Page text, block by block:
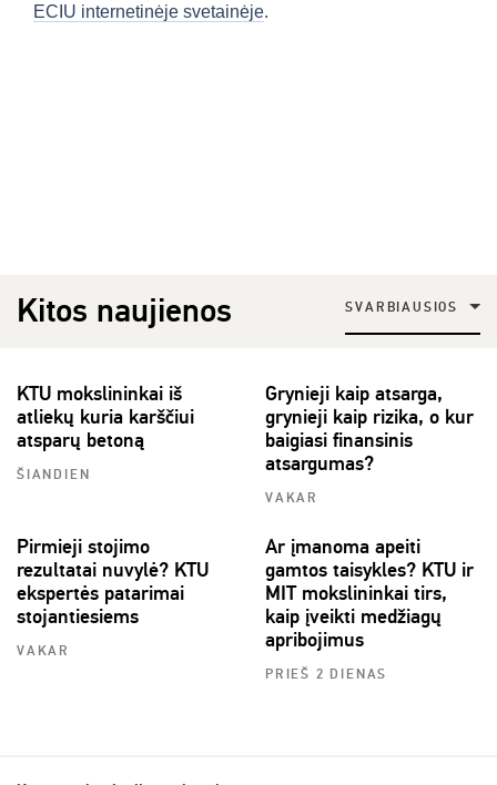
ECIU internetinėje svetainėje.
Kitos naujienos SVARBIAUSIOS
KTU mokslininkai iš
atliekų kuria karščiui
atsparų betoną
ŠIANDIEN
Grynieji kaip atsarga,
grynieji kaip rizika, o kur
baigiasi finansinis
atsargumas?
VAKAR
Pirmieji stojimo
rezultatai nuvylė? KTU
ekspertės patarimai
stojantiesiems
VAKAR
Ar įmanoma apeiti
gamtos taisykles? KTU ir
MIT mokslininkai tirs,
kaip įveikti medžiagų
apribojimus
PRIEŠ 2 DIENAS